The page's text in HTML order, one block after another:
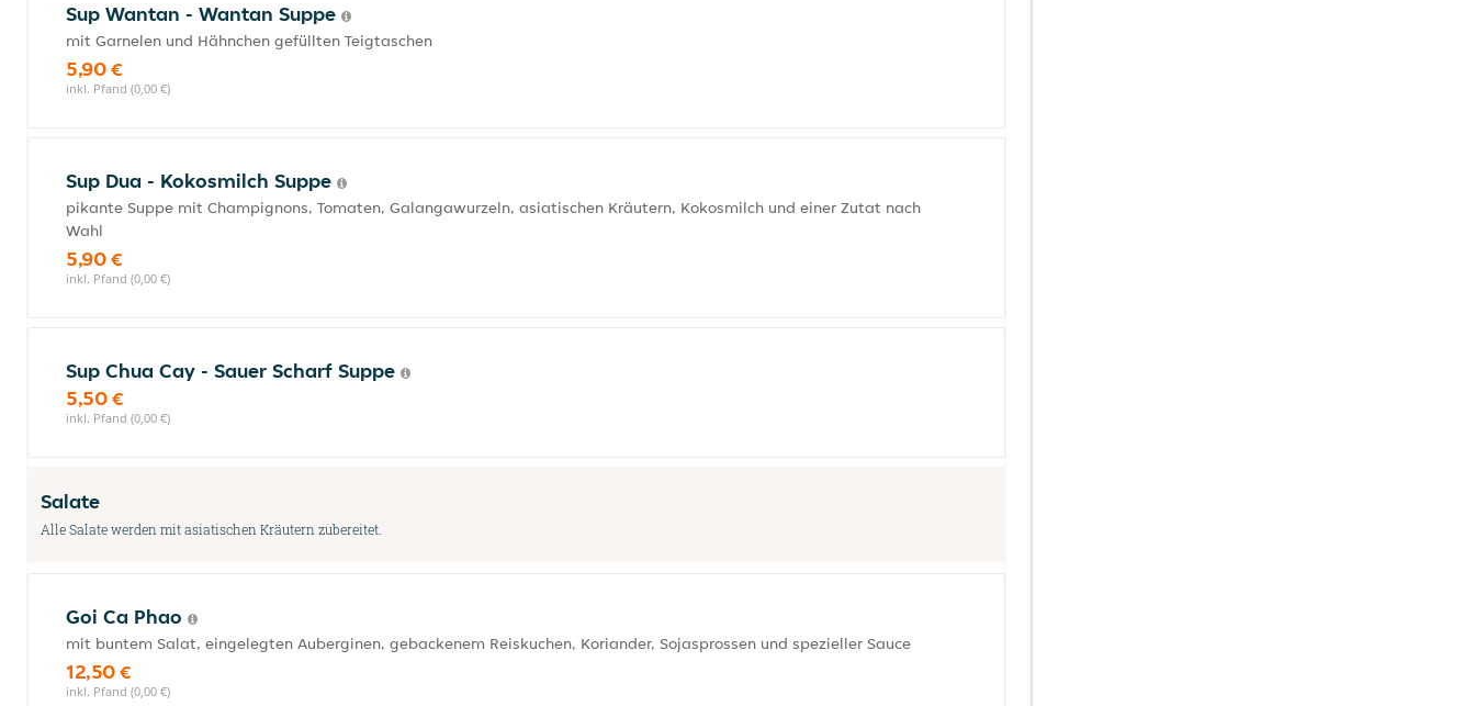
Sup Wantan - Wantan Suppe
mit Garnelen und Hähnchen gefüllten Teigtaschen
5,90 €
inkl. Pfand (0,00 €)
Sup Dua - Kokosmilch Suppe
pikante Suppe mit Champignons, Tomaten, Galangawurzeln, asiatischen Kräutern, Kokosmilch und einer Zutat nach
Wahl
5,90 €
inkl. Pfand (0,00 €)
Sup Chua Cay - Sauer Scharf Suppe
5,50 €
inkl. Pfand (0,00 €)
Salate
Alle Salate werden mit asiatischen Kräutern zubereitet.
Goi Ca Phao
mit buntem Salat, eingelegten Auberginen, gebackenem Reiskuchen, Koriander, Sojasprossen und spezieller Sauce
12,50 €
inkl. Pfand (0,00 €)